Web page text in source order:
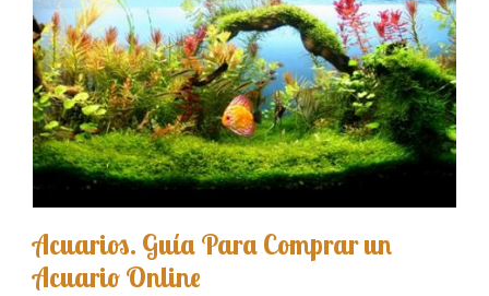
Acuarios. Guía Para Comprar un
Acuario Online